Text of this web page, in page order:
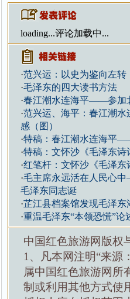
loading...评论加载中...
·范兴运：以史为鉴向左转
·毛泽东的四大读书方法
·春江潮水连海平——参加
·范兴运、海平：春江潮
感（图）
·特稿：春江潮水连海平
·特稿：文怀沙《毛泽东诗
·红笔杆：文怀沙《毛泽东
·毛主席永远活在人民心
毛泽东同志诞
·芷江县档案馆发现毛泽东
·重温毛泽东“本领恐慌”论
中国红色旅游网版权
1、凡本网注明“来源
属中国红色旅游网所
制或利用其他方式使